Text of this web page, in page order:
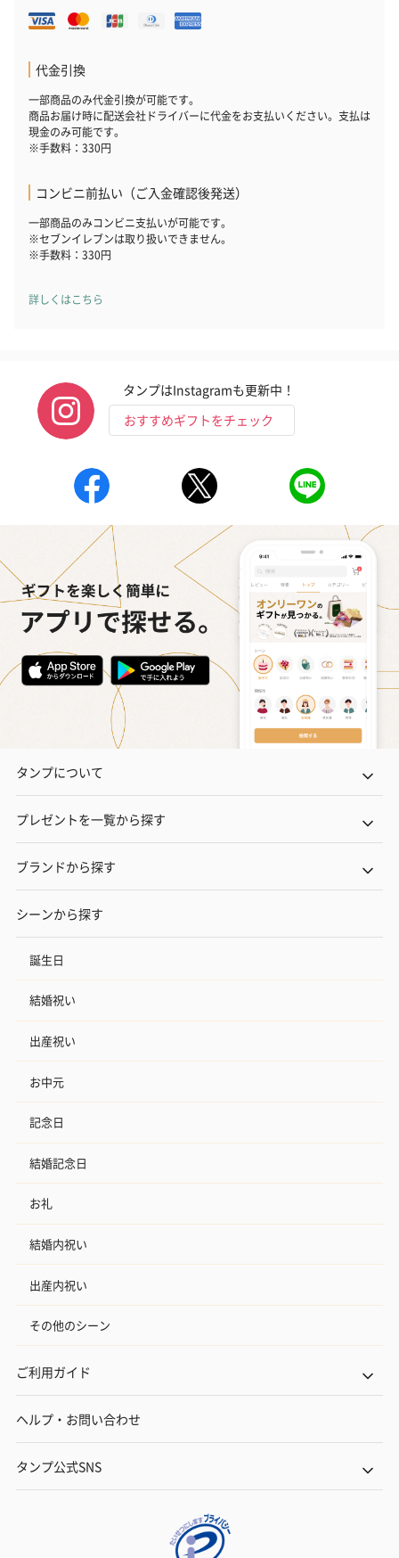
代金引換
一部商品のみ代金引換が可能です。
商品お届け時に配送会社ドライバーに代金をお支払いください。支払は
現金のみ可能です。
※手数料：330円
コンビニ前払い（ご入金確認後発送）
一部商品のみコンビニ支払いが可能です。
※セブンイレブンは取り扱いできません。
※手数料：330円
詳しくはこちら
タンプはInstagramも更新中！
おすすめギフトをチェック
タンプについて
プレゼントを一覧から探す
ブランドから探す
シーンから探す
誕生日
結婚祝い
出産祝い
お中元
記念日
結婚記念日
お礼
結婚内祝い
出産内祝い
その他のシーン
ご利用ガイド
ヘルプ・お問い合わせ
タンプ公式SNS